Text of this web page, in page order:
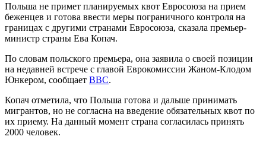
Польша не примет планируемых квот Евросоюза на прием
беженцев и готова ввести меры пограничного контроля на
границах с другими странами Евросоюза, сказала премьер-
министр страны Ева Копач.
По словам польского премьера, она заявила о своей позиции
на недавней встрече с главой Еврокомиссии Жаном-Клодом
Юнкером, сообщает ВВС.
Копач отметила, что Польша готова и дальше принимать
мигрантов, но не согласна на введение обязательных квот по
их приему. На данный момент страна согласилась принять
2000 человек.